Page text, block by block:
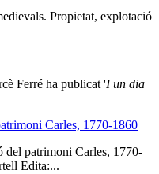
Propietat, explotació
Ferré ha publicat 'I un dia
Carles, 1770-1860
patrimoni Carles, 1770-
Edita:...